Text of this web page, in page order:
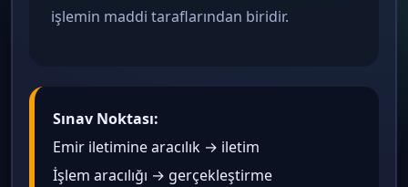
işlemin maddi taraflarından biridir.
Sınav Noktası:
Emir iletimine aracılık → iletim
İşlem aracılığı → gerçekleştirme